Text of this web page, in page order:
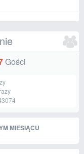
Gości
razy
MIESIĄCU